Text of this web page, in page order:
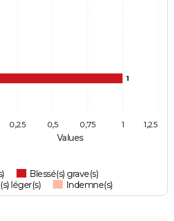
Values
1
Blessé(s) grave(s)
léger(s)
Indemne(s)
1
0,25 0,5 0,75 1,25